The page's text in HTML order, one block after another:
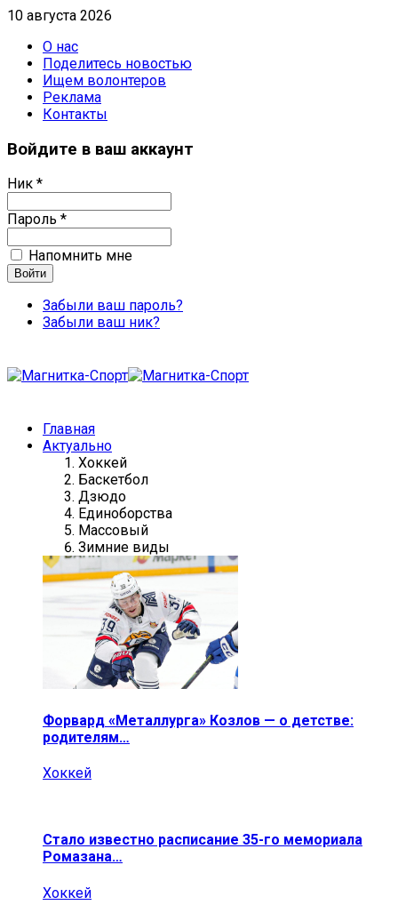
10 августа 2026
О нас
Поделитесь новостью
Ищем волонтеров
Реклама
Контакты
Войдите в ваш аккаунт
Ник *
Пароль *
Напомнить мне
Забыли ваш пароль?
Забыли ваш ник?
Главная
Актуально
Хоккей
Баскетбол
Дзюдо
Единоборства
Массовый
Зимние виды
Форвард «Металлурга» Козлов — о детстве:
родителям…
Хоккей
Стало известно расписание 35-го мемориала
Ромазана…
Хоккей